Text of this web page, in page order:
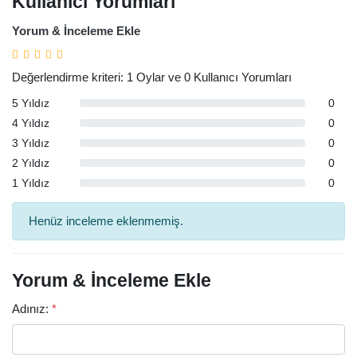
Yorum & İnceleme Ekle
Değerlendirme kriteri: 1 Oylar ve 0 Kullanıcı Yorumları
5 Yıldız
0
4 Yıldız
0
3 Yıldız
0
2 Yıldız
0
1 Yıldız
0
Henüz inceleme eklenmemiş.
Yorum & İnceleme Ekle
Adınız: *